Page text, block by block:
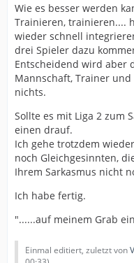
Wie es besser werden
Trainieren, trainieren....
wieder schnell
drei Spieler dazu
Entscheidend wird aber
Mannschaft, Trainer und
nichts.
Sollte es mit Liga 2 zum
einen drauf.
Ich gehe trotzdem
noch Gleichgesinnten,
Ihrem Sarkasmus nicht
Ich habe fertig.
"......auf meinem Grab
Einmal editiert, zuletzt von